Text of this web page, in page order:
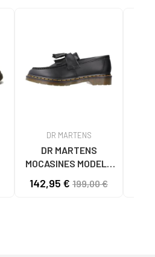
DR MARTENS
DR MARTENS
MOCASINES MODELO
NEGRO BLACK
142,95 € 199,00 €